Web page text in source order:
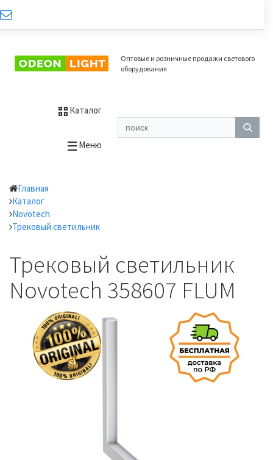
Оптовые и розничные продажи светового
оборудования
Каталог
Меню
Главная
Каталог
Novotech
Трековый светильник
Трековый светильник
Novotech 358607 FLUM